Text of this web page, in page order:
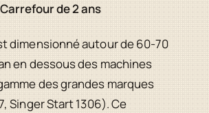
de 2 ans
dimensionné autour de 60-70
en dessous des machines
des grandes marques
Singer Start 1306). Ce